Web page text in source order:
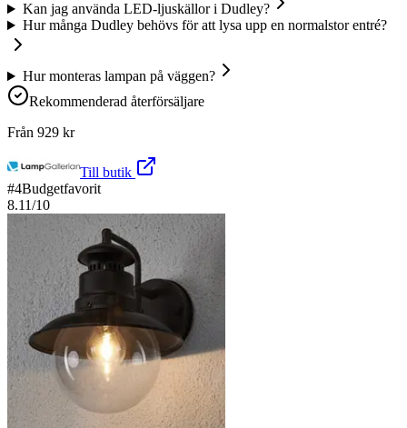
Kan jag använda LED-ljuskällor i Dudley?
Hur många Dudley behövs för att lysa upp en normalstor entré?
Hur monteras lampan på väggen?
Rekommenderad återförsäljare
Från 929 kr
Till butik
#4Budgetfavorit
8.11/10